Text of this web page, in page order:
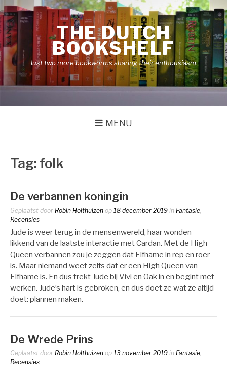
Naar
de
inhoud
springen
THE DUTCH
BOOKSHELF
Just two more bookworms sharing their enthousiasm.
MENU
Tag: folk
De verbannen koningin
Geplaatst door Robin Holthuizen op 18 december 2019 in Fantasie,
Recensies
Jude is weer terug in de mensenwereld, haar wonden
likkend van de laatste interactie met Cardan. Met de High
Queen verbannen zou je zeggen dat Elfhame in rep en roer
is. Maar niemand weet zelfs dat er een High Queen van
Elfhame is. En dus trekt Jude bij Vivi en Oak in en begint met
werken. Jude’s hart is gebroken, en dus doet ze wat ze altijd
doet: plannen maken.
De Wrede Prins
Geplaatst door Robin Holthuizen op 13 november 2019 in Fantasie
Recensies